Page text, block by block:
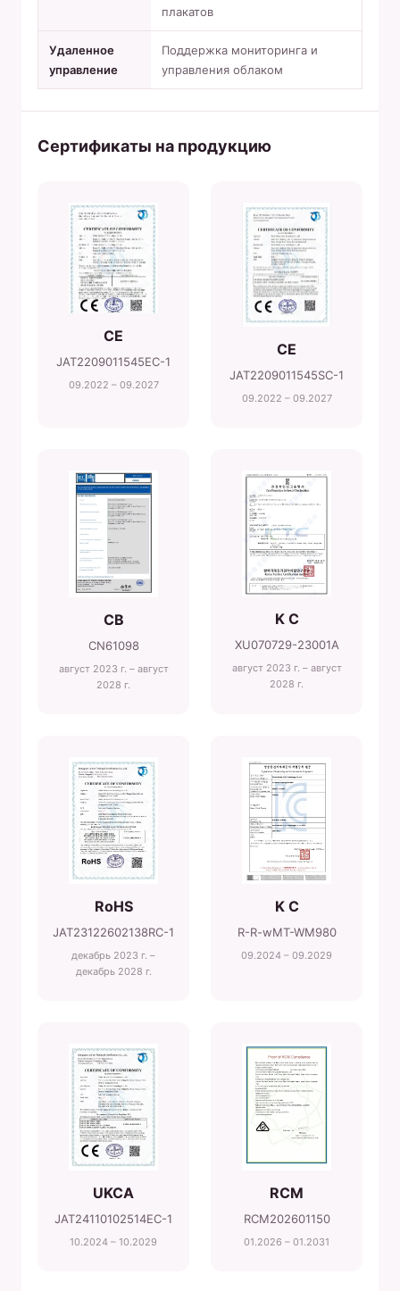
плакатов
Удаленное
управление
Поддержка мониторинга и
управления облаком
Сертификаты на продукцию
CE
JAT2209011545EC-1
09.2022 – 09.2027
CE
JAT2209011545SC-1
09.2022 – 09.2027
CB
CN61098
август 2023 г. – август
2028 г.
K C
XU070729-23001A
август 2023 г. – август
2028 г.
RoHS
JAT23122602138RC-1
декабрь 2023 г. –
декабрь 2028 г.
K C
R-R-wMT-WM980
09.2024 – 09.2029
UKCA
JAT24110102514EC-1
10.2024 – 10.2029
RCM
RCM202601150
01.2026 – 01.2031